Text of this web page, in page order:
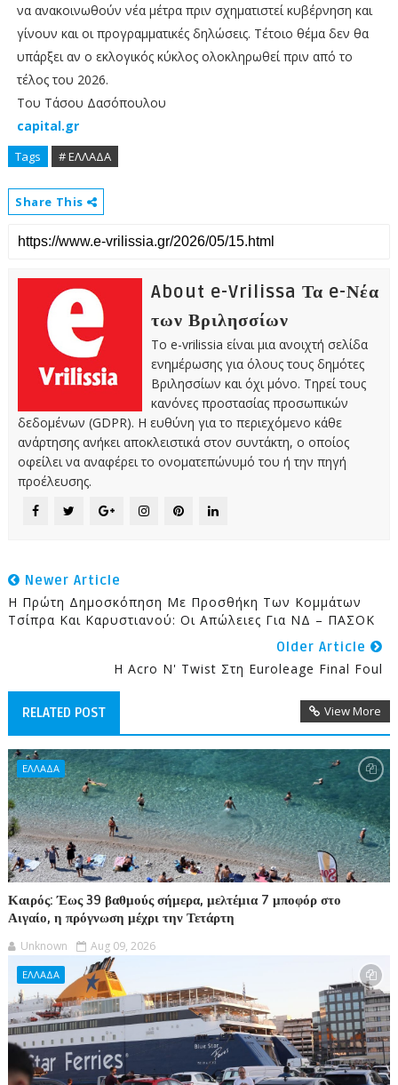
να ανακοινωθούν νέα μέτρα πριν σχηματιστεί κυβέρνηση και
γίνουν και οι προγραμματικές δηλώσεις. Τέτοιο θέμα δεν θα
υπάρξει αν ο εκλογικός κύκλος ολοκληρωθεί πριν από το
τέλος του 2026.
Του Τάσου Δασόπουλου
capital.gr
Tags # ΕΛΛΑΔΑ
Share This
About e-Vrilissa Τα e-Νέα
των Βριλησσίων
Το e-vrilissia είναι μια ανοιχτή σελίδα
ενημέρωσης για όλους τους δημότες
Βριλησσίων και όχι μόνο. Τηρεί τους
κανόνες προστασίας προσωπικών
δεδομένων (GDPR). Η ευθύνη για το περιεχόμενο κάθε
ανάρτησης ανήκει αποκλειστικά στον συντάκτη, ο οποίος
οφείλει να αναφέρει το ονοματεπώνυμό του ή την πηγή
προέλευσης.
Newer Article
Η Πρώτη Δημοσκόπηση Με Προσθήκη Των Κομμάτων
Τσίπρα Και Καρυστιανού: Οι Απώλειες Για ΝΔ – ΠΑΣΟΚ
Older Article
Η Acro N' Twist Στη Euroleage Final Foul
RELATED POST View More
ΕΛΛΑΔΑ
Καιρός: Έως 39 βαθμούς σήμερα, μελτέμια 7 μποφόρ στο
Αιγαίο, η πρόγνωση μέχρι την Τετάρτη
Unknown Aug 09, 2026
ΕΛΛΑΔΑ